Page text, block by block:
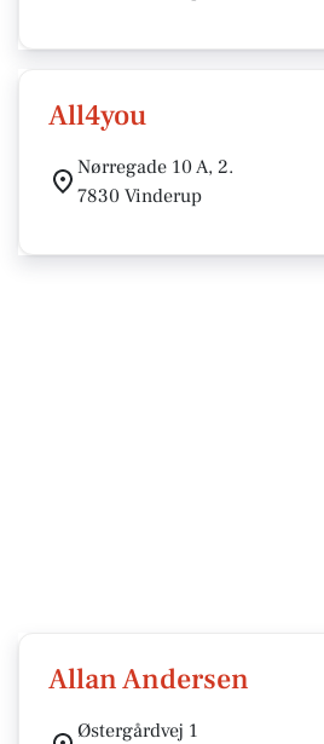
All4you
Nørregade 10 A, 2.
7830 Vinderup
Allan Andersen
Østergårdvej 1